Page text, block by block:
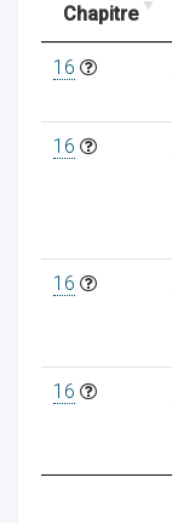
Chapitre
16
16
16
16